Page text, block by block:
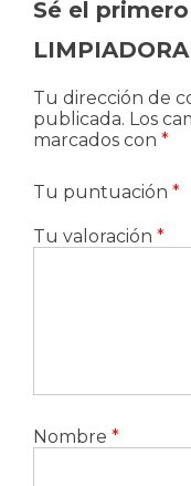
Sé el
Tu dirección de
publicada. Los
marcados con *
Tu puntuación *
Tu valoración *
Nombre *